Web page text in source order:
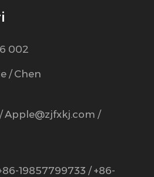
002
/ Chen
/Apple@zjfxkj.com /
19857799733 / +86-